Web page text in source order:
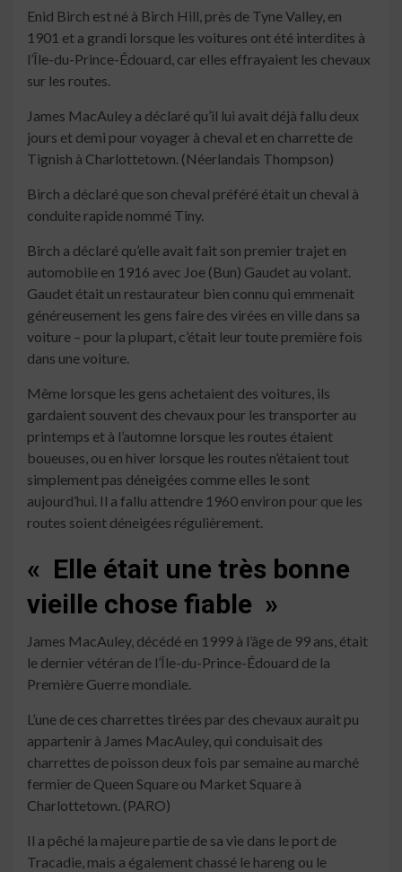
Enid Birch est né à Birch Hill, près de Tyne Valley, en
1901 et a grandi lorsque les voitures ont été interdites à
l’Île-du-Prince-Édouard, car elles effrayaient les chevaux
sur les routes.
James MacAuley a déclaré qu’il lui avait déjà fallu deux
jours et demi pour voyager à cheval et en charrette de
Tignish à Charlottetown. (Néerlandais Thompson)
Birch a déclaré que son cheval préféré était un cheval à
conduite rapide nommé Tiny.
Birch a déclaré qu’elle avait fait son premier trajet en
automobile en 1916 avec Joe (Bun) Gaudet au volant.
Gaudet était un restaurateur bien connu qui emmenait
généreusement les gens faire des virées en ville dans sa
voiture – pour la plupart, c’était leur toute première fois
dans une voiture.
Même lorsque les gens achetaient des voitures, ils
gardaient souvent des chevaux pour les transporter au
printemps et à l’automne lorsque les routes étaient
boueuses, ou en hiver lorsque les routes n’étaient tout
simplement pas déneigées comme elles le sont
aujourd’hui. Il a fallu attendre 1960 environ pour que les
routes soient déneigées régulièrement.
« Elle était une très bonne
vieille chose fiable »
James MacAuley, décédé en 1999 à l’âge de 99 ans, était
le dernier vétéran de l’Île-du-Prince-Édouard de la
Première Guerre mondiale.
L’une de ces charrettes tirées par des chevaux aurait pu
appartenir à James MacAuley, qui conduisait des
charrettes de poisson deux fois par semaine au marché
fermier de Queen Square ou Market Square à
Charlottetown. (PARO)
Il a pêché la majeure partie de sa vie dans le port de
Tracadie, mais a également chassé le hareng ou le